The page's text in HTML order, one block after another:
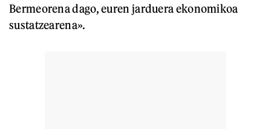
Bermeorena dago, euren jarduera ekonomikoa
sustatzearena».